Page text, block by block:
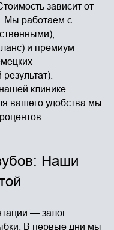
зависит от
Мы работаем с
и премиум-
клинике
вашего удобства мы
Наши
— залог
В первые дни мы